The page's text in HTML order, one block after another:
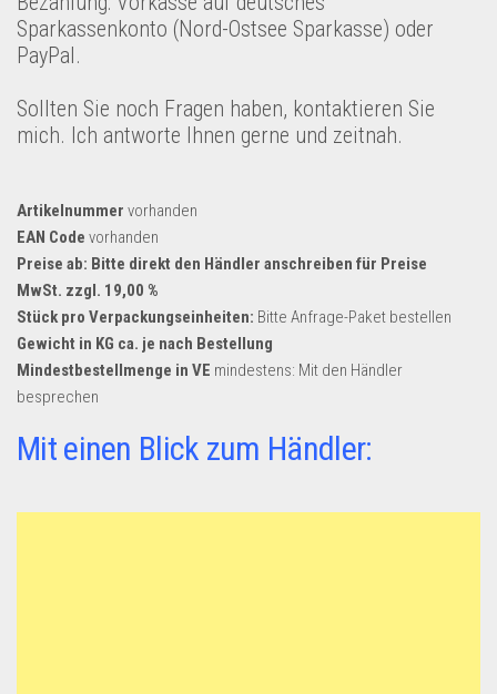
Restposten-Angebote
Restposten für Privatpersonen
Sonderposten-Angebote
B2B Produkte
Grosshandel
Amazon
Aldi
Lidl
Kostenlos Registrieren
Sparkassenkonto (Nord-Ostsee Sparkasse) oder
PayPal.
Sollten Sie noch Fragen haben, kontaktieren Sie
mich. Ich antworte Ihnen gerne und zeitnah.
Artikelnummer vorhanden
EAN Code vorhanden
Preise ab: Bitte direkt den Händler anschreiben für Preise
MwSt. zzgl. 19,00 %
Stück pro Verpackungseinheiten: Bitte Anfrage-Paket bestellen
Gewicht in KG ca. je nach Bestellung
Mindestbestellmenge in VE mindestens: Mit den Händler
besprechen
Mit einen Blick zum Händler: